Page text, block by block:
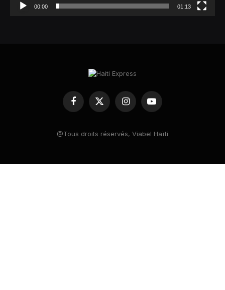
00:00 01:13
Facebook
X
(Twitter)
InstagramYouTube
@Tous droits réservés, Viabel Haïti